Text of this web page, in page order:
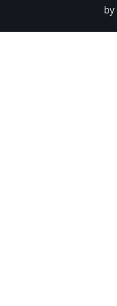
by